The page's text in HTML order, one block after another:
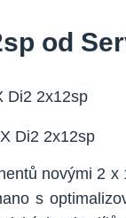
od
Di2 2x12sp
novými 2
s